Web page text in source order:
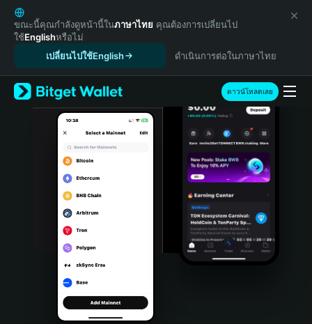
English
日本語
Tiếng Việt
Español (Latinoamérica)
Türkçe
Italiano
Português (Portugal)
Bahasa Indonesia
Português (Brasil)
Español (Argentina)
ขณะนี้คุณกำลังดูหน้านี้ในภาษาไทย คุณต้องการเปลี่ยนไป
ใช้Englishหรือไม่
เปลี่ยนไปใช้English
ดำเนินการต่อในภาษาไทย
ดาวน์โหลดเลย